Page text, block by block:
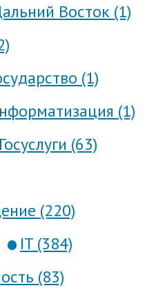
Восток (1)
(1)
(1)
Госуслуги (63)
(220)
IT (384)
(83)